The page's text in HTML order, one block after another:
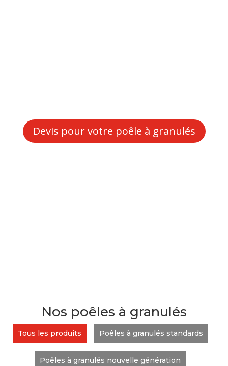
Devis pour votre poêle à granulés
Nos poêles à granulés
Tous les produits Poêles à granulés standards
Poêles à granulés nouvelle génération